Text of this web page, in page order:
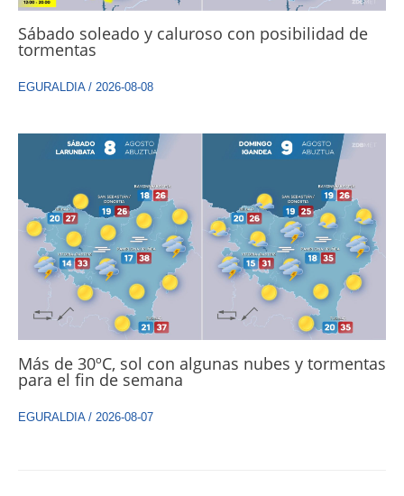
Sábado soleado y caluroso con posibilidad de
tormentas
EGURALDIA/ 2026-08-08
Más de 30ºC, sol con algunas nubes y tormentas
para el fin de semana
EGURALDIA/ 2026-08-07